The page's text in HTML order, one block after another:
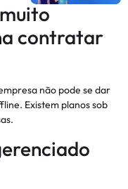
contratar
não pode se dar
Existem planos sob
.